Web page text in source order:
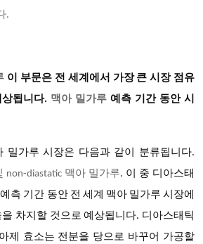
.
이 부문은 전 세계에서 가장 큰 시장 점유
됩니다. 맥아 밀가루 예측 기간 동안 시
밀가루시장은 다음과 같이 분류됩니다.
non-diastatic 맥아 밀가루. 이 중 디아스태
측 기간 동안 전 세계 맥아 밀가루 시장에
차지할 것으로 예상됩니다. 디아스태틱
제 효소는 전분을 당으로 바꾸어 가공할